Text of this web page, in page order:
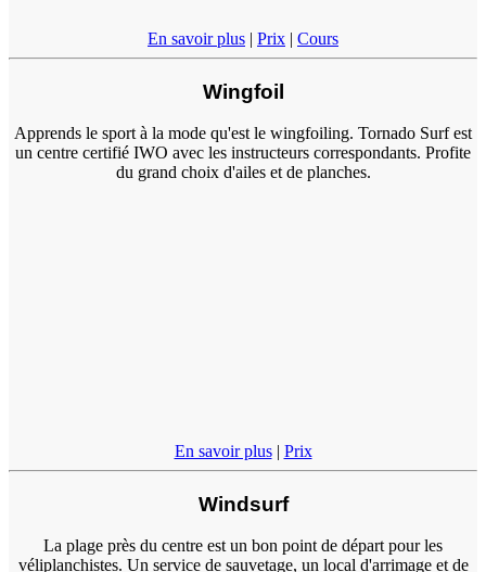
En savoir plus | Prix | Cours
Wingfoil
Apprends le sport à la mode qu'est le wingfoiling. Tornado Surf est
un centre certifié IWO avec les instructeurs correspondants. Profite
du grand choix d'ailes et de planches.
En savoir plus| Prix
Windsurf
La plage près du centre est un bon point de départ pour les
véliplanchistes. Un service de sauvetage, un local d'arrimage et de